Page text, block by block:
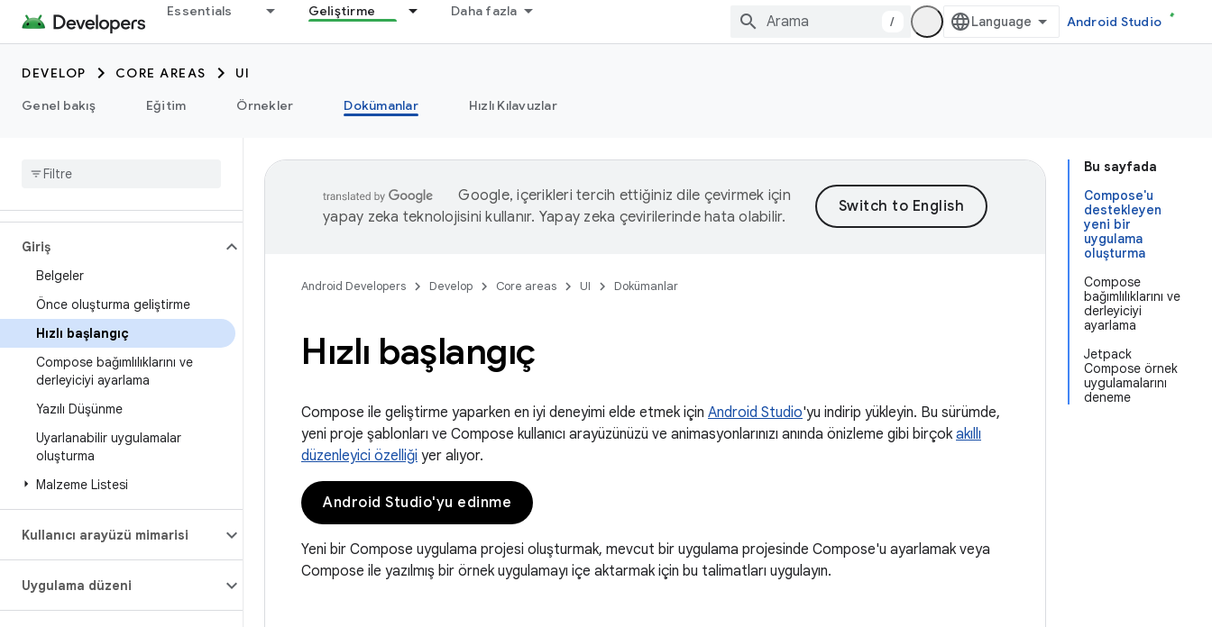
Essentials Geliştirme Daha fazla
/ Android Studio
DEVELOP CORE AREAS
UI
Genel bakış
Eğitim Örnekler Dokümanlar Hızlı Kılavuzlar
Giriş
Belgeler
Önce oluşturma geliştirme
Hızlı başlangıç
Compose bağımlılıklarını ve
derleyiciyi ayarlama
Yazılı Düşünme
Uyarlanabilir uygulamalar
oluşturma
Malzeme Listesi
Kullanıcı arayüzü mimarisi
Uygulama düzeni
Bu sayfada
Compose'u
destekleyen
yeni bir
uygulama
oluşturma
Compose
bağımlılıklarını ve
derleyiciyi
ayarlama
Jetpack
Compose örnek
uygulamalarını
deneme
Google, içerikleri tercih ettiğiniz dile çevirmek için
yapay zeka teknolojisini kullanır. Yapay zeka çevirilerinde hata olabilir.
Android Developers Develop Core areas UI Dokümanlar
Hızlı başlangıç
Compose ile geliştirme yaparken en iyi deneyimi elde etmek için Android Studio'yu indirip yükleyin. Bu sürümde,
yeni proje şablonları ve Compose kullanıcı arayüzünüzü ve animasyonlarınızı anında önizleme gibi birçok akıllı
düzenleyici özelliği yer alıyor.
Android Studio'yu edinme
Yeni bir Compose uygulama projesi oluşturmak, mevcut bir uygulama projesinde Compose'u ayarlamak veya
Compose ile yazılmış bir örnek uygulamayı içe aktarmak için bu talimatları uygulayın.